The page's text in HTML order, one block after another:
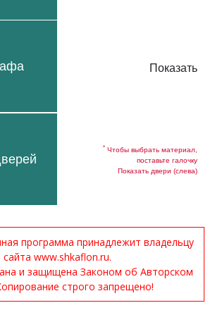
Показать
* Чтобы выбрать материал,
поставьте галочку
Показать двери (слева)
программа принадлежит владельцу
сайта www.shkaflon.ru.
и защищена Законом об Авторском
строго запрещено!